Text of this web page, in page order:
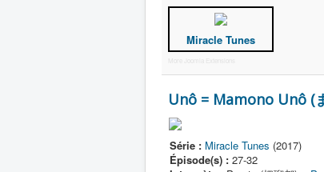
Miracle Tunes
More Joomla Extensions
Unô = Mamono Unô (
Série : Miracle Tunes (2017)
Épisode(s) : 27-32